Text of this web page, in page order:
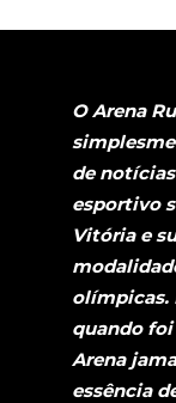
O Arena
de
esportivo
Vitória e
olímpicas.
quando
Arena
essência